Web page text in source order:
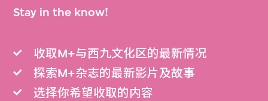
Stay in the know!
收取M+与西九文化区的最新情况
探索M+杂志的最新影片及故事
选择你希望收取的内容